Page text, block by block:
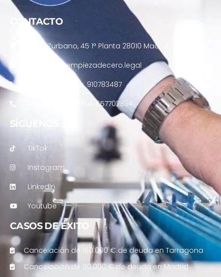
CONTACTO
Calle Zurbano, 45 1ª Planta 28010 Madrid
atencion@empiezadecero.legal
Contrataciones: 910783487
Atención al cliente: 657702894
SÍGUENOS
TikTok
Instagram
LinkedIn
Youtube
CASOS DE ÉXITO
Cancelación de 150.000 € de deuda en Tarragona
Cancelación de 90.000 € de deuda en Madrid